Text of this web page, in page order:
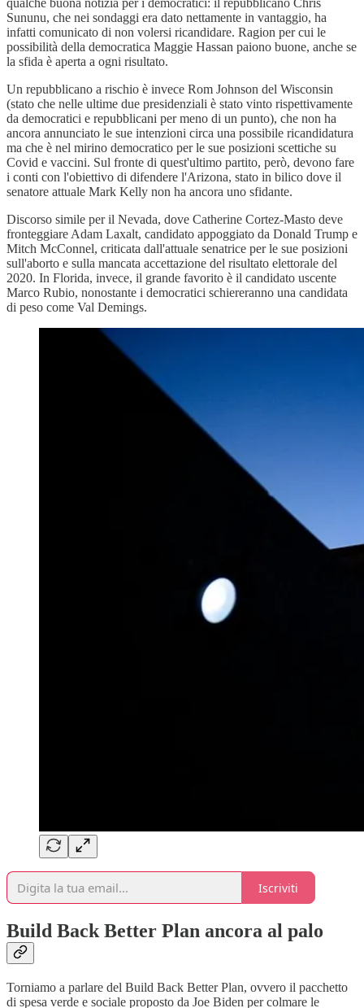
qualche buona notizia per i democratici: il repubblicano Chris
Sununu, che nei sondaggi era dato nettamente in vantaggio, ha
infatti comunicato di non volersi ricandidare. Ragion per cui le
possibilità della democratica Maggie Hassan paiono buone, anche se
la sfida è aperta a ogni risultato.
Un repubblicano a rischio è invece Rom Johnson del Wisconsin
(stato che nelle ultime due presidenziali è stato vinto rispettivamente
da democratici e repubblicani per meno di un punto), che non ha
ancora annunciato le sue intenzioni circa una possibile ricandidatura
ma che è nel mirino democratico per le sue posizioni scettiche su
Covid e vaccini. Sul fronte di quest'ultimo partito, però, devono fare
i conti con l'obiettivo di difendere l'Arizona, stato in bilico dove il
senatore attuale Mark Kelly non ha ancora uno sfidante.
Discorso simile per il Nevada, dove Catherine Cortez-Masto deve
fronteggiare Adam Laxalt, candidato appoggiato da Donald Trump e
Mitch McConnel, criticata dall'attuale senatrice per le sue posizioni
sull'aborto e sulla mancata accettazione del risultato elettorale del
2020. In Florida, invece, il grande favorito è il candidato uscente
Marco Rubio, nonostante i democratici schiereranno una candidata
di peso come Val Demings.
Iscriviti
Build Back Better Plan ancora al palo
Torniamo a parlare del Build Back Better Plan, ovvero il pacchetto
di spesa verde e sociale proposto da Joe Biden per colmare le